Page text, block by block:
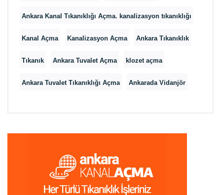
Ankara Kanal Tıkanıklığı Açma. kanalizasyon tıkanıklığı
Kanal Açma Kanalizasyon Açma Ankara Tıkanıklık
Tıkanık Ankara Tuvalet Açma klozet açma
Ankara Tuvalet Tıkanıklığı Açma Ankarada Vidanjör